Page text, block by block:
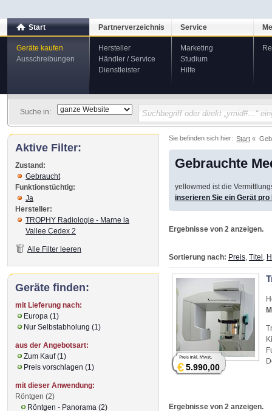
Start
Geräte kaufen
Ausschreibungen
Partnerverzeichnis
Hersteller
Händler / Service
Dienstleister
Service
Marketing
Studium
Hilfe
Suche in:
Sie befinden sich hier: Start
Gebrauchte
yellowmed ist die
inserieren Sie ein Gerät
Ergebnisse von 2 anzeigen.
Sortierung nach: Preis Titel
€5.990,00
Ergebnisse von 2 anzeigen.
Aktive Filter:
Zustand:
Gebraucht
Funktionstüchtig:
Ja
Hersteller:
TROPHY Radiologie - Marne la
Vallee Cedex 2
Alle Filter leeren
Geräte finden:
mit Lieferung nach:
Europa (1)
Nur Selbstabholung (1)
aus der Angebotsart:
Zum Kauf (1)
Preis vorschlagen (1)
mit dieser Anwendung:
Röntgen (2)
Röntgen - Panorama (2)